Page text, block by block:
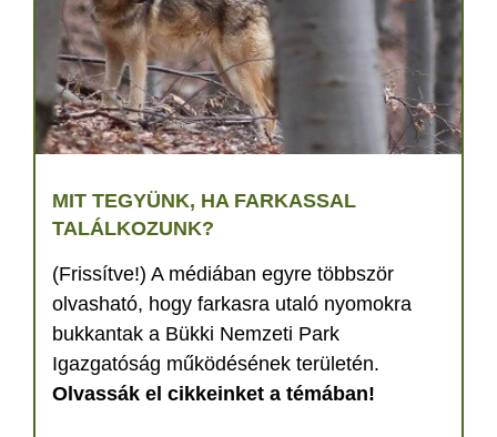
MIT TEGYÜNK, HA FARKASSAL
TALÁLKOZUNK?
(Frissítve!) A médiában egyre többször
olvasható, hogy farkasra utaló nyomokra
bukkantak a Bükki Nemzeti Park
Igazgatóság működésének területén.
Olvassák el cikkeinket a témában!